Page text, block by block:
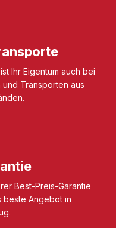
Ihr Eigentum auch bei
Transporten aus
Best-Preis-Garantie
beste Angebot in